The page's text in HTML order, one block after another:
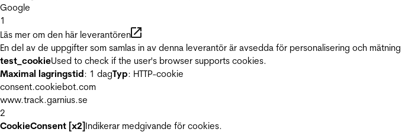
Google
1
Läs mer om den här leverantören
En del av de uppgifter som samlas in av denna leverantör är avsedda för personalisering och
test_cookieUsed to check if the user's browser supports cookies.
Maximal lagringstid: 1 dagTyp: HTTP-cookie
consent.cookiebot.com
www.track.garnius.se
2
CookieConsent [x2]Indikerar medgivande för cookies.